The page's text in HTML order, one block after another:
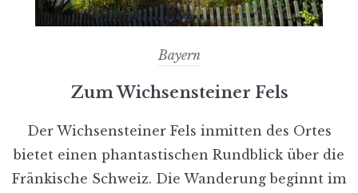
Bayern
Zum Wichsensteiner Fels
Der Wichsensteiner Fels inmitten des Ortes
bietet einen phantastischen Rundblick über die
Fränkische Schweiz. Die Wanderung beginnt im